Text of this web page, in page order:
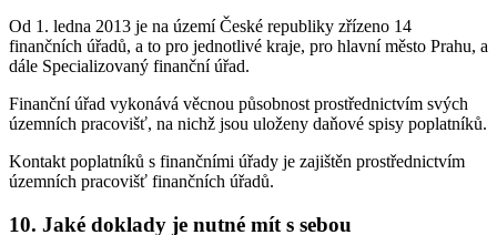
Od 1. ledna 2013 je na území České republiky zřízeno 14
finančních úřadů, a to pro jednotlivé kraje, pro hlavní město Prahu, a
dále Specializovaný finanční úřad.
Finanční úřad vykonává věcnou působnost prostřednictvím svých
územních pracovišť, na nichž jsou uloženy daňové spisy poplatníků.
Kontakt poplatníků s finančními úřady je zajištěn prostřednictvím
územních pracovišť finančních úřadů.
10. Jaké doklady je nutné mít s sebou